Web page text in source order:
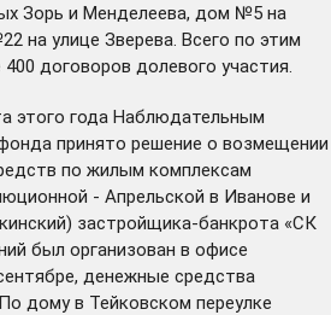
Зорь и Менделеева, дом №5 на
на улице Зверева. Всего по этим
договоров долевого участия.
этого года Наблюдательным
принято решение о возмещении
по жилым комплексам
- Апрельской в Иванове и
застройщика-банкрота «СК
был организован в офисе
денежные средства
дому в Тейковском переулке